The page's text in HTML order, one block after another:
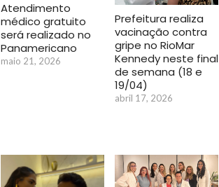
Atendimento
médico gratuito
será realizado no
Panamericano
maio 21, 2026
Prefeitura realiza
vacinação contra
gripe no RioMar
Kennedy neste final
de semana (18 e
19/04)
abril 17, 2026